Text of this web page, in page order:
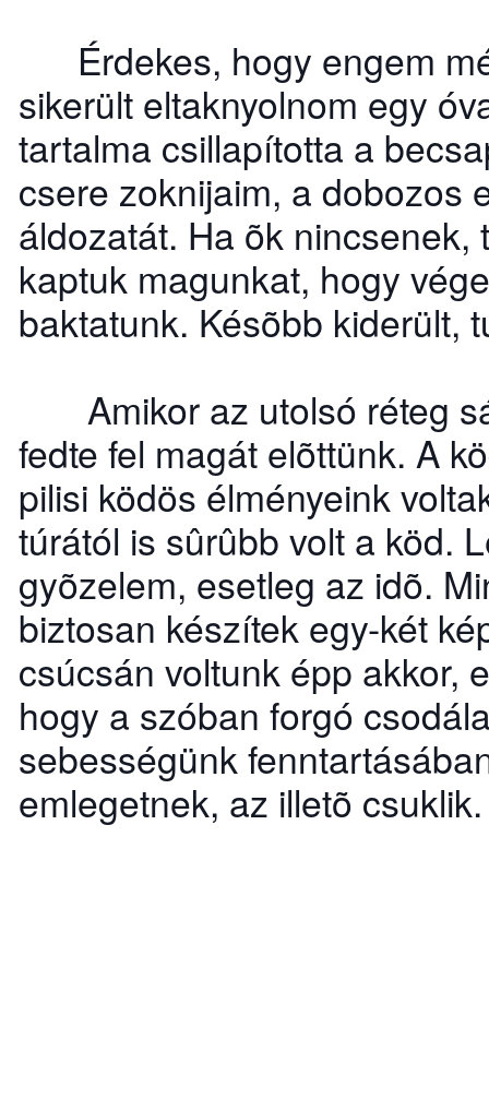
Érdekes, hogy engem
sikerült eltaknyolnom egy
tartalma csillapította a
csere zoknijaim, a dobozos
áldozatát. Ha õk
kaptuk magunkat, hogy
baktatunk. Késõbb kiderült,
Amikor az utolsó réteg
fedte fel magát elõttünk. A
pilisi ködös élményeink
túrától is sûrûbb volt a köd.
gyõzelem, esetleg az idõ.
biztosan készítek egy-két
csúcsán voltunk épp akkor,
hogy a szóban forgó
sebességünk
emlegetnek, az illetõ